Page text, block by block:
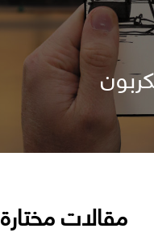
مقالات مختارة